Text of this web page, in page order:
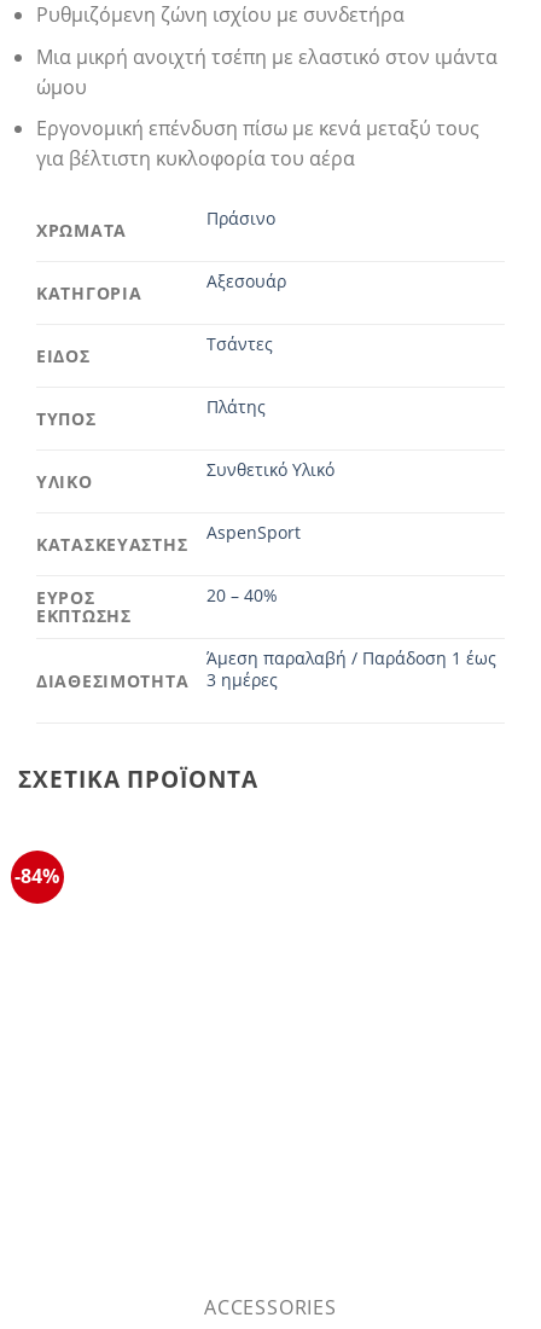
Ρυθμιζόμενη ζώνη ισχίου με συνδετήρα
Μια μικρή ανοιχτή τσέπη με ελαστικό στον ιμάντα
ώμου
Εργονομική επένδυση πίσω με κενά μεταξύ τους
για βέλτιστη κυκλοφορία του αέρα
ΧΡΩΜΑΤΑ
Πράσινο
ΚΑΤΗΓΟΡΙΑ
Αξεσουάρ
ΕΙΔΟΣ
Τσάντες
ΤΥΠΟΣ
Πλάτης
ΥΛΙΚΟ
Συνθετικό Υλικό
ΚΑΤΑΣΚΕΥΑΣΤΗΣ
AspenSport
ΕΥΡΟΣ
ΕΚΠΤΩΣΗΣ
20 – 40%
ΔΙΑΘΕΣΙΜΟΤΗΤΑ
Άμεση παραλαβή / Παράδοση 1 έως
3 ημέρες
ΣΧΕΤΙΚΆ ΠΡΟΪΌΝΤΑ
-84%
ACCESSORIES